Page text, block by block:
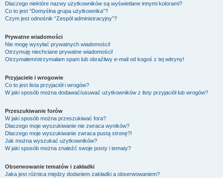
Dlaczego niektóre nazwy użytkowników są wyświetlane innymi kolorami?
Co to jest “Domyślna grupa użytkownika”?
Czym jest odnośnik “Zespół administracyjny”?
Prywatne wiadomości
Nie mogę wysyłać prywatnych wiadomości!
Otrzymuję niechciane prywatne wiadomości!
Otrzymałem/otrzymałam spam lub obraźliwy e-mail od kogoś z tej witryny!
Przyjaciele i wrogowie
Co to jest lista przyjaciół i wrogów?
W jaki sposób można dodawać/usuwać użytkowników z listy przyjaciół lub wrogów?
Przeszukiwanie forów
W jaki sposób można przeszukiwać fora?
Dlaczego moje wyszukiwanie nie zwraca wyników?
Dlaczego moje wyszukiwanie zwraca pustą stronę?!
Jak można wyszukać użytkowników?
W jaki sposób można znaleźć swoje posty i tematy?
Obserwowanie tematów i zakładki
Jaka jest różnica między dodaniem zakładki a obserwowaniem?